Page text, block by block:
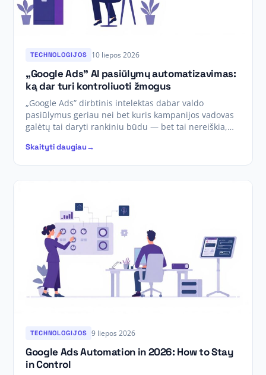
TECHNOLOGIJOS 10 liepos 2026
„Google Ads” AI pasiūlymų automatizavimas:
ką dar turi kontroliuoti žmogus
„Google Ads” dirbtinis intelektas dabar valdo
pasiūlymus geriau nei bet kuris kampanijos vadovas
galėtų tai daryti rankiniu būdu — bet tai nereiškia,…
Skaityti daugiau
TECHNOLOGIJOS 9 liepos 2026
Google Ads Automation in 2026: How to Stay
in Control